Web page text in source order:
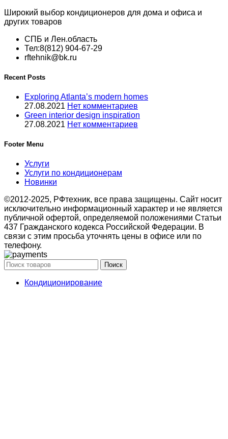
Широкий выбор кондиционеров для дома и офиса и
других товаров
СПБ и Лен.область
Тел:8(812) 904-67-29
rftehnik@bk.ru
Recent Posts
Exploring Atlanta’s modern homes
27.08.2021 Нет комментариев
Green interior design inspiration
27.08.2021 Нет комментариев
Footer Menu
Услуги
Услуги по кондиционерам
Новинки
©2012-2025, РФтехник, все права защищены. Сайт носит
исключительно информационный характер и не является
публичной офертой, определяемой положениями Статьи
437 Гражданского кодекса Российской Федерации. В
связи с этим просьба уточнять цены в офисе или по
телефону.
Поиск
Кондиционирование